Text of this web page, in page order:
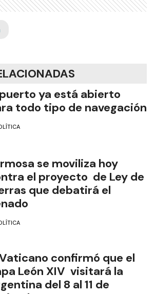
ya está abierto
todo tipo de navegación
se moviliza hoy
el proyecto de Ley de
que debatirá el
confirmó que el
León XIV visitará la
del 8 al 11 de